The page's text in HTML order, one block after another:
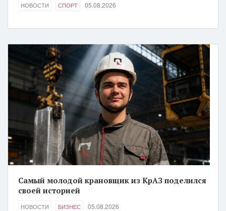
НОВОСТИ СПОРТ 05.08.2026
Самый молодой крановщик из КрАЗ поделился
своей историей
НОВОСТИ БИЗНЕС 05.08.2026